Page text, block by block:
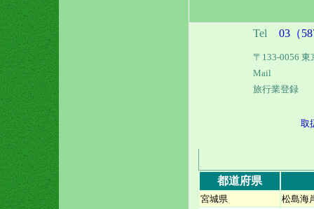
Tel 03（
〒133-0056
Mail
旅行業登録
取
都道府県
宮城県
松島海